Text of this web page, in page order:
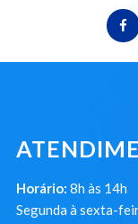
Horário: 8h às 14h
Segunda à sexta-